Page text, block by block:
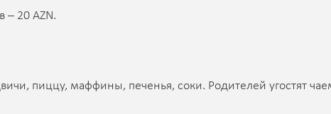
– 20 AZN.
пиццу, маффины, печенья, соки. Родителей угостят